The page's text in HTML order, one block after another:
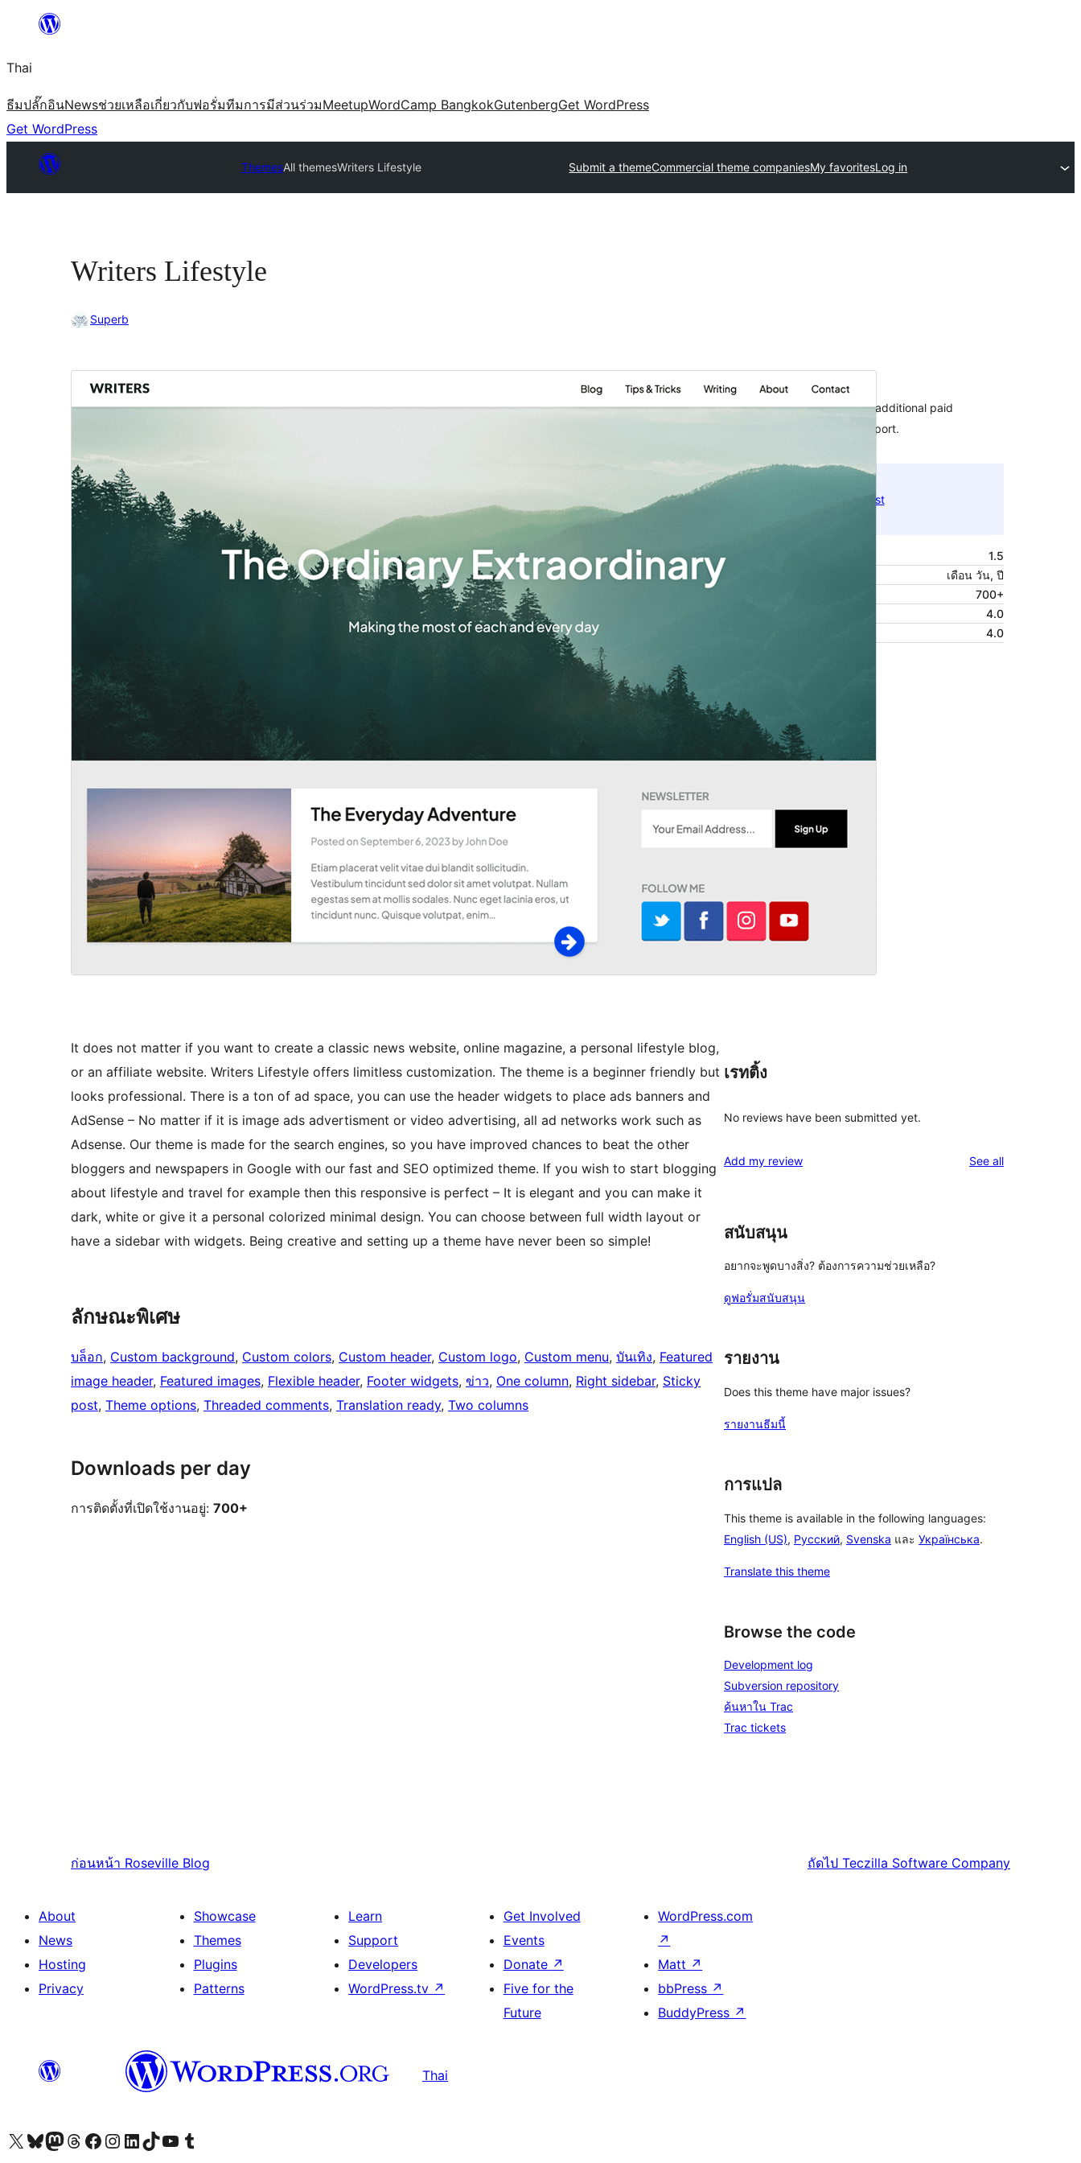
ยัง
เนื้อหา
Thai
ธีมปลั๊กอินNewsช่วยเหลือเกี่ยวกับฟอรั่มทีมการมีส่วนร่วมMeetupWordCamp BangkokGutenbergGet WordPress
Get WordPress
ThemesAll themesWriters Lifestyle Submit a themeCommercial theme companiesMy favoritesLog in
Writers Lifestyle
Superb
Commercial theme
This theme is free but offers additional paid
commercial upgrades or support.
Bloggist
รุ่น
1.5
เดือน วัน, ปี
700+
4.0
4.0
It does not matter if you want to create a classic news website, online magazine, a personal lifestyle blog,
or an affiliate website. Writers Lifestyle offers limitless customization. The theme is a beginner friendly but
looks professional. There is a ton of ad space, you can use the header widgets to place ads banners and
AdSense – No matter if it is image ads advertisment or video advertising, all ad networks work such as
Adsense. Our theme is made for the search engines, so you have improved chances to beat the other
bloggers and newspapers in Google with our fast and SEO optimized theme. If you wish to start blogging
about lifestyle and travel for example then this responsive is perfect – It is elegant and you can make it
dark, white or give it a personal colorized minimal design. You can choose between full width layout or
have a sidebar with widgets. Being creative and setting up a theme have never been so simple!
ลักษณะพิเศษ
บล็อก, Custom background, Custom colors, Custom header, Custom logo, Custom menu, บันเทิง, Featured
image header, Featured images, Flexible header, Footer widgets, ข่าว, One column, Right sidebar, Sticky
post, Theme options, Threaded comments, Translation ready, Two columns
Downloads per day
การติดตั้งที่เปิดใช้งานอยู่: 700+
เรทติ้ง
No reviews have been submitted yet.
Add my review See allreviews
สนับสนุน
อยากจะพูดบางสิ่ง? ต้องการความช่วยเหลือ?
ดูฟอรั่มสนับสนุน
รายงาน
Does this theme have major issues?
รายงานธีมนี้
การแปล
This theme is available in the following languages:
English (US), Русский, Svenska และ Українська.
Translate this theme
Browse the code
Development log
Subversion repository
ค้นหาใน Trac
Trac tickets
ก่อนหน้า Roseville Blog ถัดไป Teczilla Software Company
About
News
Hosting
Privacy
Showcase
Themes
Plugins
Patterns
Learn
Support
Developers
WordPress.tv ↗
Get Involved
Events
Donate ↗
Five for the
Future
WordPress.com
↗
Matt ↗
bbPress ↗
BuddyPress ↗
Thai
Visit our X (formerly Twitter) account
Visit our Bluesky account
Visit our Mastodon account
Visit our Threads account
Visit our Facebook page
Visit our Instagram account
Visit our LinkedIn account
Visit our TikTok account
Visit our YouTube channel
Visit our Tumblr account